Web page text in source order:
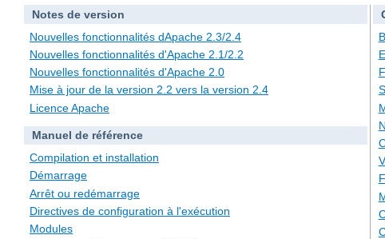
Notes de version
Nouvelles fonctionnalités dApache 2.3/2.4
Nouvelles fonctionnalités d'Apache 2.1/2.2
Nouvelles fonctionnalités d'Apache 2.0
Mise à jour de la version 2.2 vers la version 2.4
Licence Apache
Manuel de référence
Compilation et installation
Démarrage
Arrêt ou redémarrage
Directives de configuration à l'exécution
Modules